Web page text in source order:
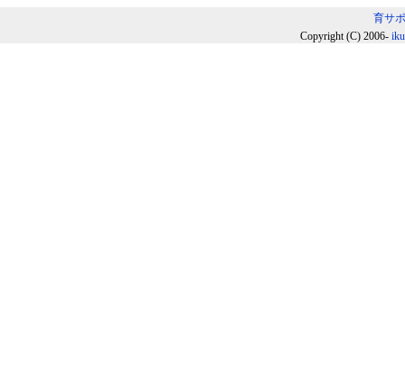
育サ
Copyright (C) 2006-